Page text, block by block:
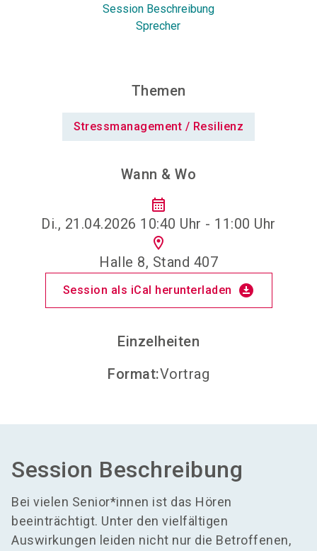
Session Beschreibung
Sprecher
Themen
Stressmanagement / Resilienz
Wann & Wo
calendar_month
Di., 21.04.2026 10:40 Uhr - 11:00 Uhr
location_on
Halle 8, Stand 407
Session als iCal herunterladen download_for_offline
Einzelheiten
Format:Vortrag
Session Beschreibung
Bei vielen Senior*innen ist das Hören
beeinträchtigt. Unter den vielfältigen
Auswirkungen leiden nicht nur die Betroffenen,